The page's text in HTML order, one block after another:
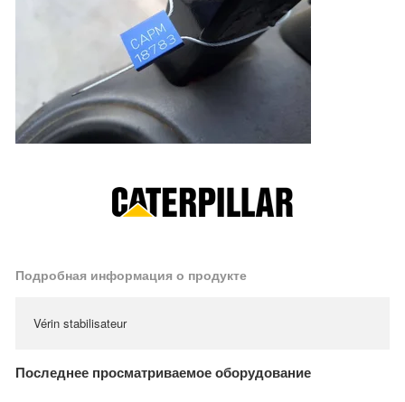
Подробная информация о продукте
Vérin stabilisateur
Последнее просматриваемое оборудование